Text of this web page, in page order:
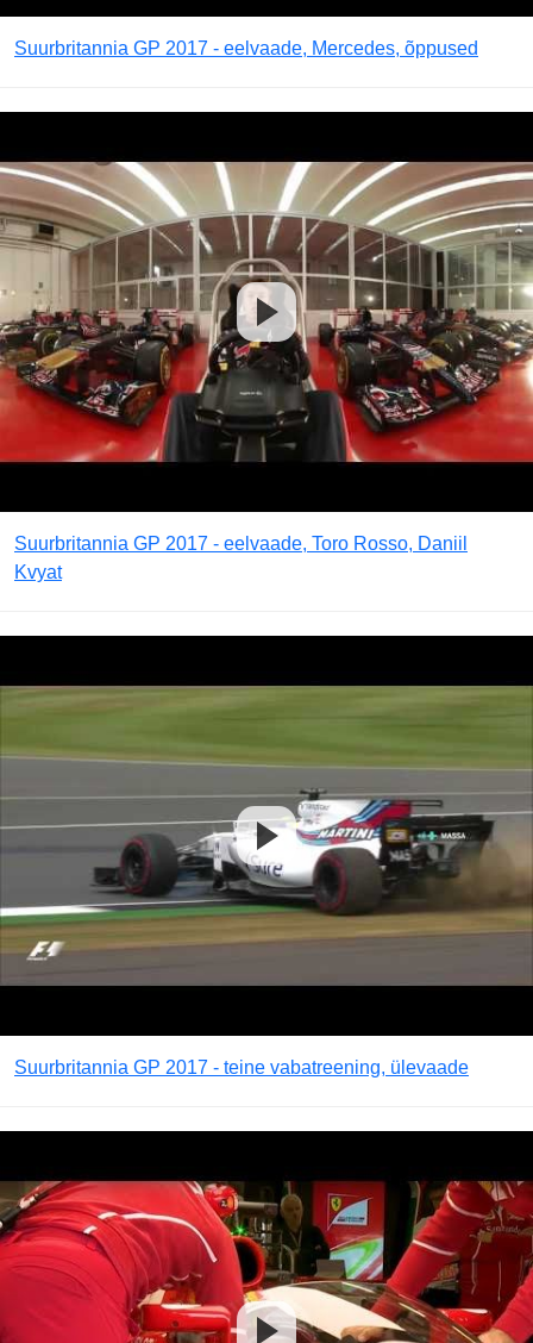
Suurbritannia GP 2017 - eelvaade, Mercedes, õppused
Suurbritannia GP 2017 - eelvaade, Toro Rosso, Daniil
Kvyat
Suurbritannia GP 2017 - teine vabatreening, ülevaade